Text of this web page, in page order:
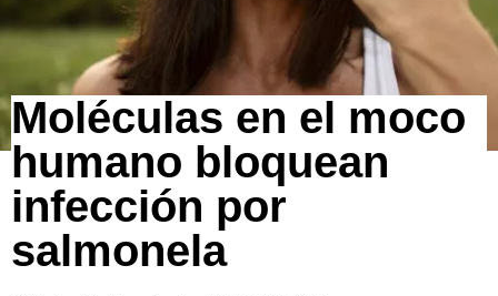
Moléculas en el moco
humano bloquean
infección por
salmonela